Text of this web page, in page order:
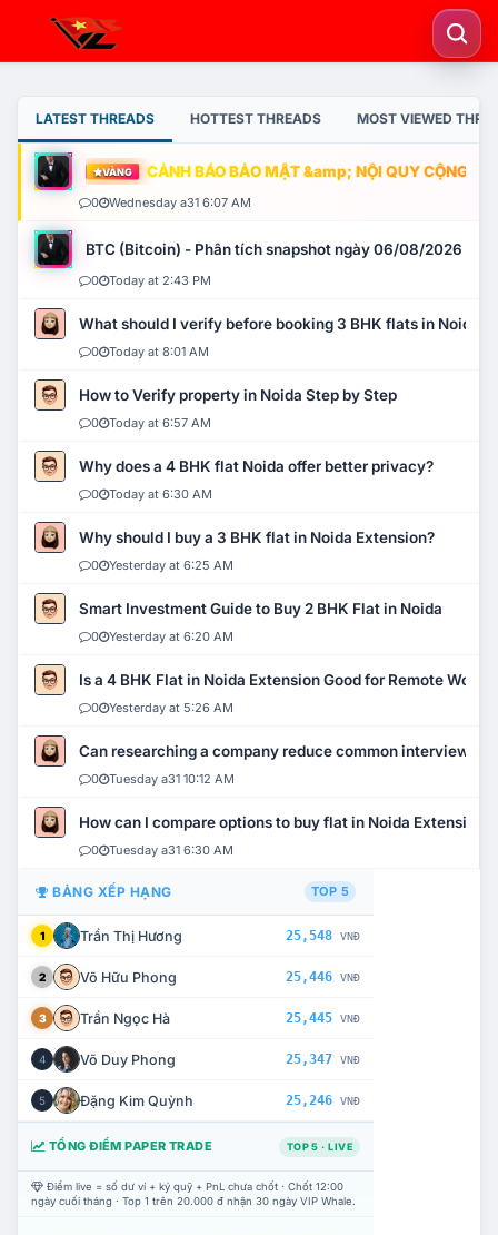
LATEST THREADS HOTTEST THREADS MOST VIEWED
VÀNG CẢNH BÁO BẢO MẬT &amp; NỘI QUY CỘNG
0 Wednesday a31 6:07 AM
BTC (Bitcoin) - Phân tích snapshot ngày 06/08/2026
0 Today at 2:43 PM
What should I verify before booking 3 BHK flats in Noida?
0 Today at 8:01 AM
How to Verify property in Noida Step by Step
0 Today at 6:57 AM
Why does a 4 BHK flat Noida offer better privacy?
0 Today at 6:30 AM
Why should I buy a 3 BHK flat in Noida Extension?
0 Yesterday at 6:25 AM
Smart Investment Guide to Buy 2 BHK Flat in Noida
0 Yesterday at 6:20 AM
Is a 4 BHK Flat in Noida Extension Good for Remote Work?
0 Yesterday at 5:26 AM
Can researching a company reduce common interview
0 Tuesday a31 10:12 AM
How can I compare options to buy flat in Noida Extension?
0 Tuesday a31 6:30 AM
BẢNG XẾP HẠNG TOP 5
1 Trần Thị Hương 25,548 VNĐ
2 Võ Hữu Phong 25,446 VNĐ
3 Trần Ngọc Hà 25,445 VNĐ
4 Võ Duy Phong 25,347 VNĐ
5 Đặng Kim Quỳnh 25,246 VNĐ
TỔNG ĐIỂM PAPER TRADE TOP 5 · LIVE
Điểm live = số dư ví + ký quỹ + PnL chưa chốt · Chốt 12:00
ngày cuối tháng · Top 1 trên 20.000 đ nhận 30 ngày VIP Whale.